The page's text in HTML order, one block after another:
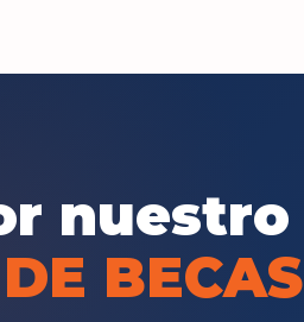
nuestro
BECAS